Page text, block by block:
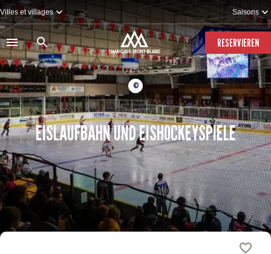
Direkt
zum
Inhalt
Villes et villages Saisons
RESERVIEREN
EISLAUFBAHN UND EISHOCKEYSPIELE
©